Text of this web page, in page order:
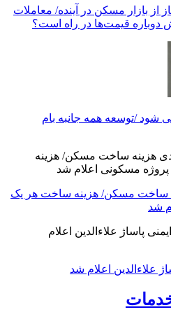
از بازار مسکن در آینده/ معاملات
قیمت‌ها در راه است؟
شود /توسعه همه جانبه بام
هزینه ساخت مسکن/ هزینه ساخت هر یک
شد
علاءالدین اعلام شد
خدمات